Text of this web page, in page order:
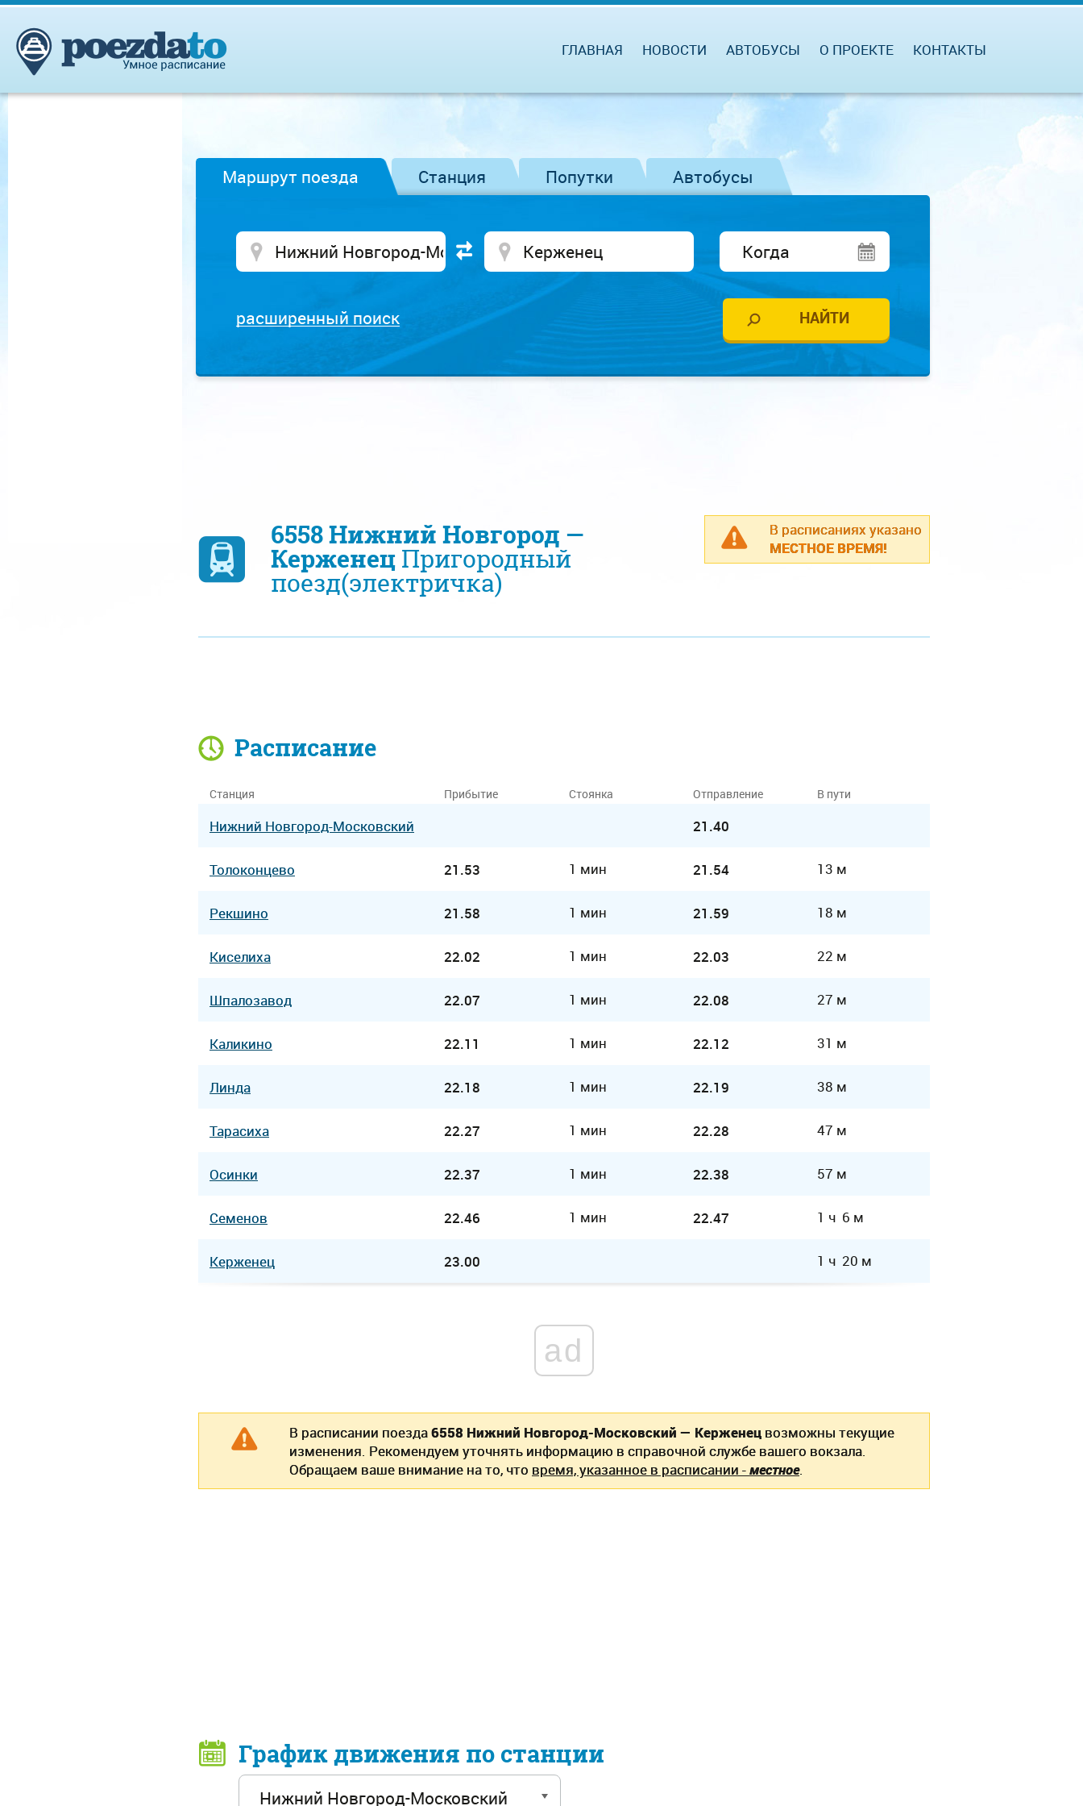
ГЛАВНАЯ НОВОСТИ АВТОБУСЫ О ПРОЕКТЕ КОНТАКТЫ
Маршрут поезда Станция Попутки Автобусы
расширенный поиск
В расписаниях указано
МЕСТНОЕ ВРЕМЯ!
6558 Нижний Новгород —
КерженецПригородный
поезд(электричка)
Расписание
Станция Прибытие Стоянка Отправление В пути
Нижний Новгород-Московский 21.40
Толоконцево 21.53 1 мин 21.54 13 м
Рекшино 21.58 1 мин 21.59 18 м
Киселиха 22.02 1 мин 22.03 22 м
Шпалозавод 22.07 1 мин 22.08 27 м
Каликино 22.11 1 мин 22.12 31 м
Линда 22.18 1 мин 22.19 38 м
Тарасиха 22.27 1 мин 22.28 47 м
Осинки 22.37 1 мин 22.38 57 м
Семенов 22.46 1 мин 22.47 1 ч 6 м
Керженец 23.00 1 ч 20 м
ad
В расписании поезда6558 Нижний Новгород-Московский — Керженец возможны текущие
изменения. Рекомендуем уточнять информацию в справочной службе вашего вокзала.
Обращаем ваше внимание на то, что время, указанное в расписании -местное.
График движения по станции